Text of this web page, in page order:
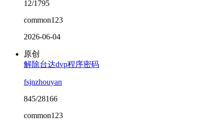
12/1795
common123
2026-06-04
原创
解除台达dvp程序密码
fsjnzhouyan
845/28166
common123